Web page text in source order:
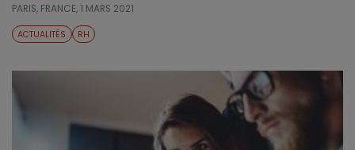
PARIS, FRANCE, 1 MARS 2021
ACTUALITÉS RH